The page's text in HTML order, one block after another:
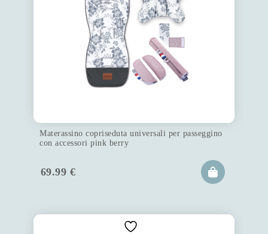
Materassino copriseduta universali per passeggino
con accessori pink berry
69.99 €